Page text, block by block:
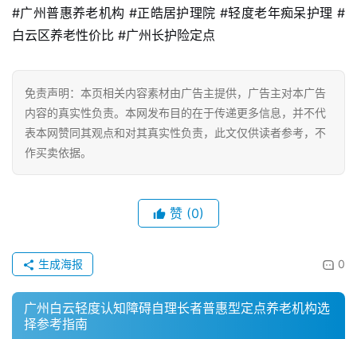
#广州普惠养老机构 #正皓居护理院 #轻度老年痴呆护理 #
白云区养老性价比 #广州长护险定点
免责声明：本页相关内容素材由广告主提供，广告主对本广告
内容的真实性负责。本网发布目的在于传递更多信息，并不代
表本网赞同其观点和对其真实性负责，此文仅供读者参考，不
作买卖依据。
赞 (0)
0
生成海报
广州白云轻度认知障碍自理长者普惠型定点养老机构选
择参考指南